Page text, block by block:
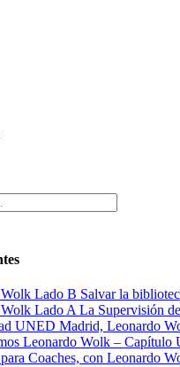
Lado B Salvar la
Lado A La Supervisión
UNED Madrid, Leonardo
Leonardo Wolk – Capítulo
Coaches, con Leonardo